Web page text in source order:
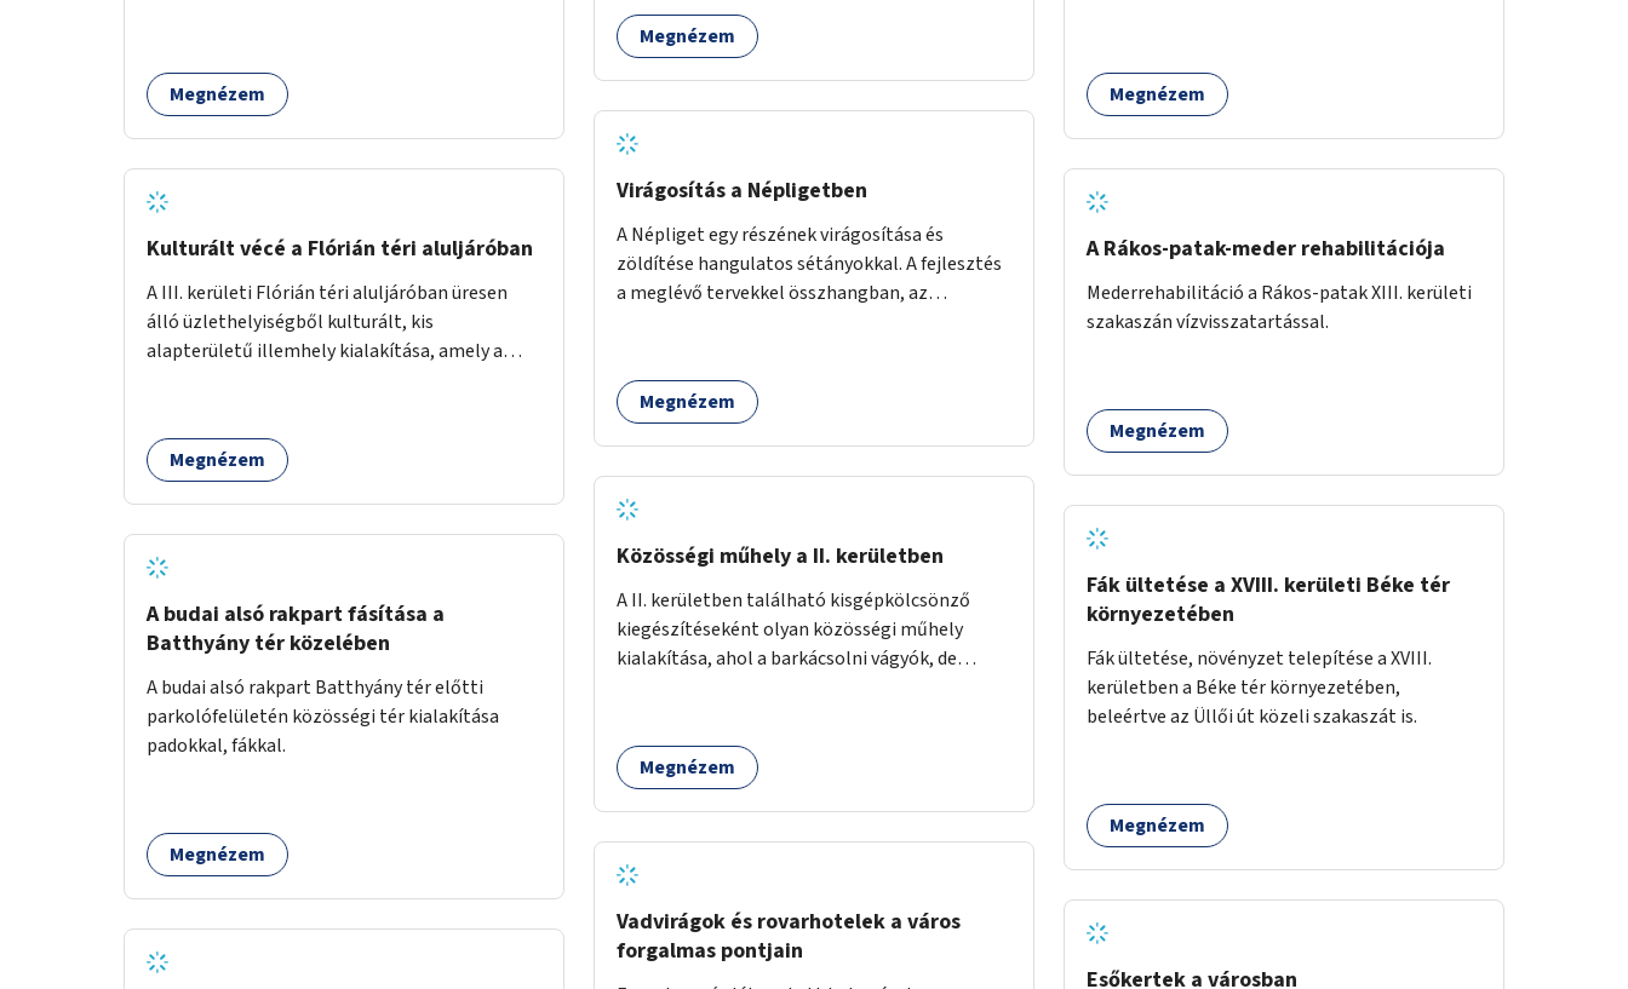
családbarát kerékpáros útvonal alakítható ki,
amely többek között iskolákhoz, kulturális
Megnézem
Kulturált vécé a Flórián téri aluljáróban
A III. kerületi Flórián téri aluljáróban üresen
álló üzlethelyiségből kulturált, kis
alapterületű illemhely kialakítása, amely a
Megnézem
A budai alsó rakpart fásítása a
Batthyány tér közelében
A budai alsó rakpart Batthyány tér előtti
parkolófelületén közösségi tér kialakítása
padokkal, fákkal.
Megnézem
Megnézem
Virágosítás a Népligetben
A Népliget egy részének virágosítása és
zöldítése hangulatos sétányokkal. A fejlesztés
a meglévő tervekkel összhangban, az
Megnézem
Közösségi műhely a II. kerületben
A II. kerületben található kisgépkölcsönző
kiegészítéseként olyan közösségi műhely
kialakítása, ahol a barkácsolni vágyók, de
megfelelő helyet.
Megnézem
Vadvirágok és rovarhotelek a város
forgalmas pontjain
Megnézem
A Rákos-patak-meder rehabilitációja
Mederrehabilitáció a Rákos-patak XIII. kerületi
szakaszán vízvisszatartással.
Megnézem
Fák ültetése a XVIII. kerületi Béke tér
környezetében
Fák ültetése, növényzet telepítése a XVIII.
kerületben a Béke tér környezetében,
beleértve az Üllői út közeli szakaszát is.
Megnézem
Esőkertek a városban